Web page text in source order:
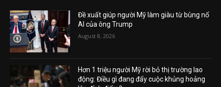
Đề xuất giúp người Mỹ làm giàu từ bùng nổ
AI của ông Trump
August 8, 2026
Hơn 1 triệu người Mỹ rời bỏ thị trường lao
động: Điều gì đang đẩy cuộc khủng hoảng